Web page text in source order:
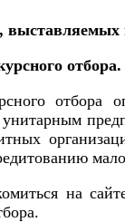
выставляемых
отбора.
отбора
на